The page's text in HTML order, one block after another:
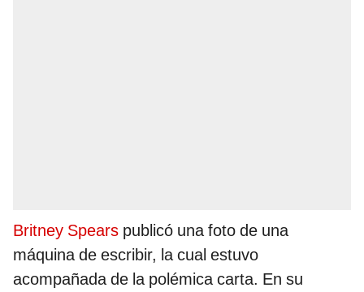
Britney Spears publicó una foto de una
máquina de escribir, la cual estuvo
acompañada de la polémica carta. En su